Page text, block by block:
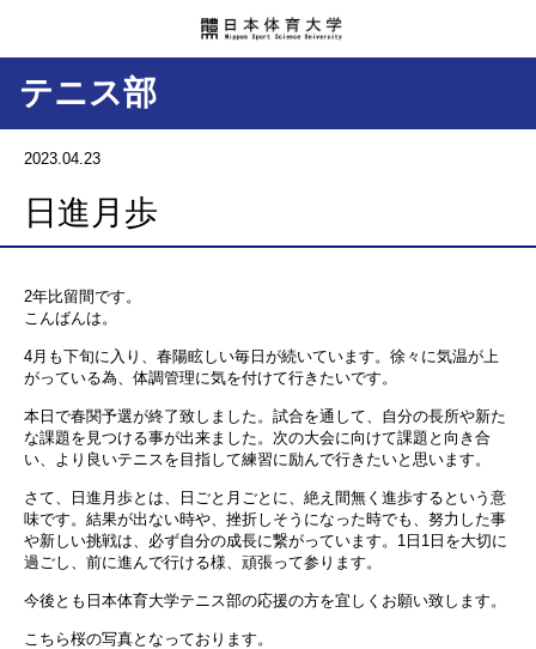
テニス部
2023.04.23
日進月歩
2年比留間です。
こんばんは。
4月も下旬に入り、春陽眩しい毎日が続いています。徐々に気温が上
がっている為、体調管理に気を付けて行きたいです。
本日で春関予選が終了致しました。試合を通して、自分の長所や新た
な課題を見つける事が出来ました。次の大会に向けて課題と向き合
い、より良いテニスを目指して練習に励んで行きたいと思います。
さて、日進月歩とは、日ごと月ごとに、絶え間無く進歩するという意
味です。結果が出ない時や、挫折しそうになった時でも、努力した事
や新しい挑戦は、必ず自分の成長に繋がっています。1日1日を大切に
過ごし、前に進んで行ける様、頑張って参ります。
今後とも日本体育大学テニス部の応援の方を宜しくお願い致します。
こちら桜の写真となっております。